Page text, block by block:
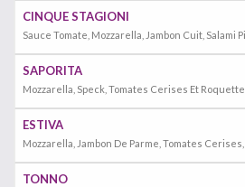
CINQUE STAGIONI
SAPORITA
Mozzarella, Speck, Tomates Cerises Et Roquette
ESTIVA
TONNO